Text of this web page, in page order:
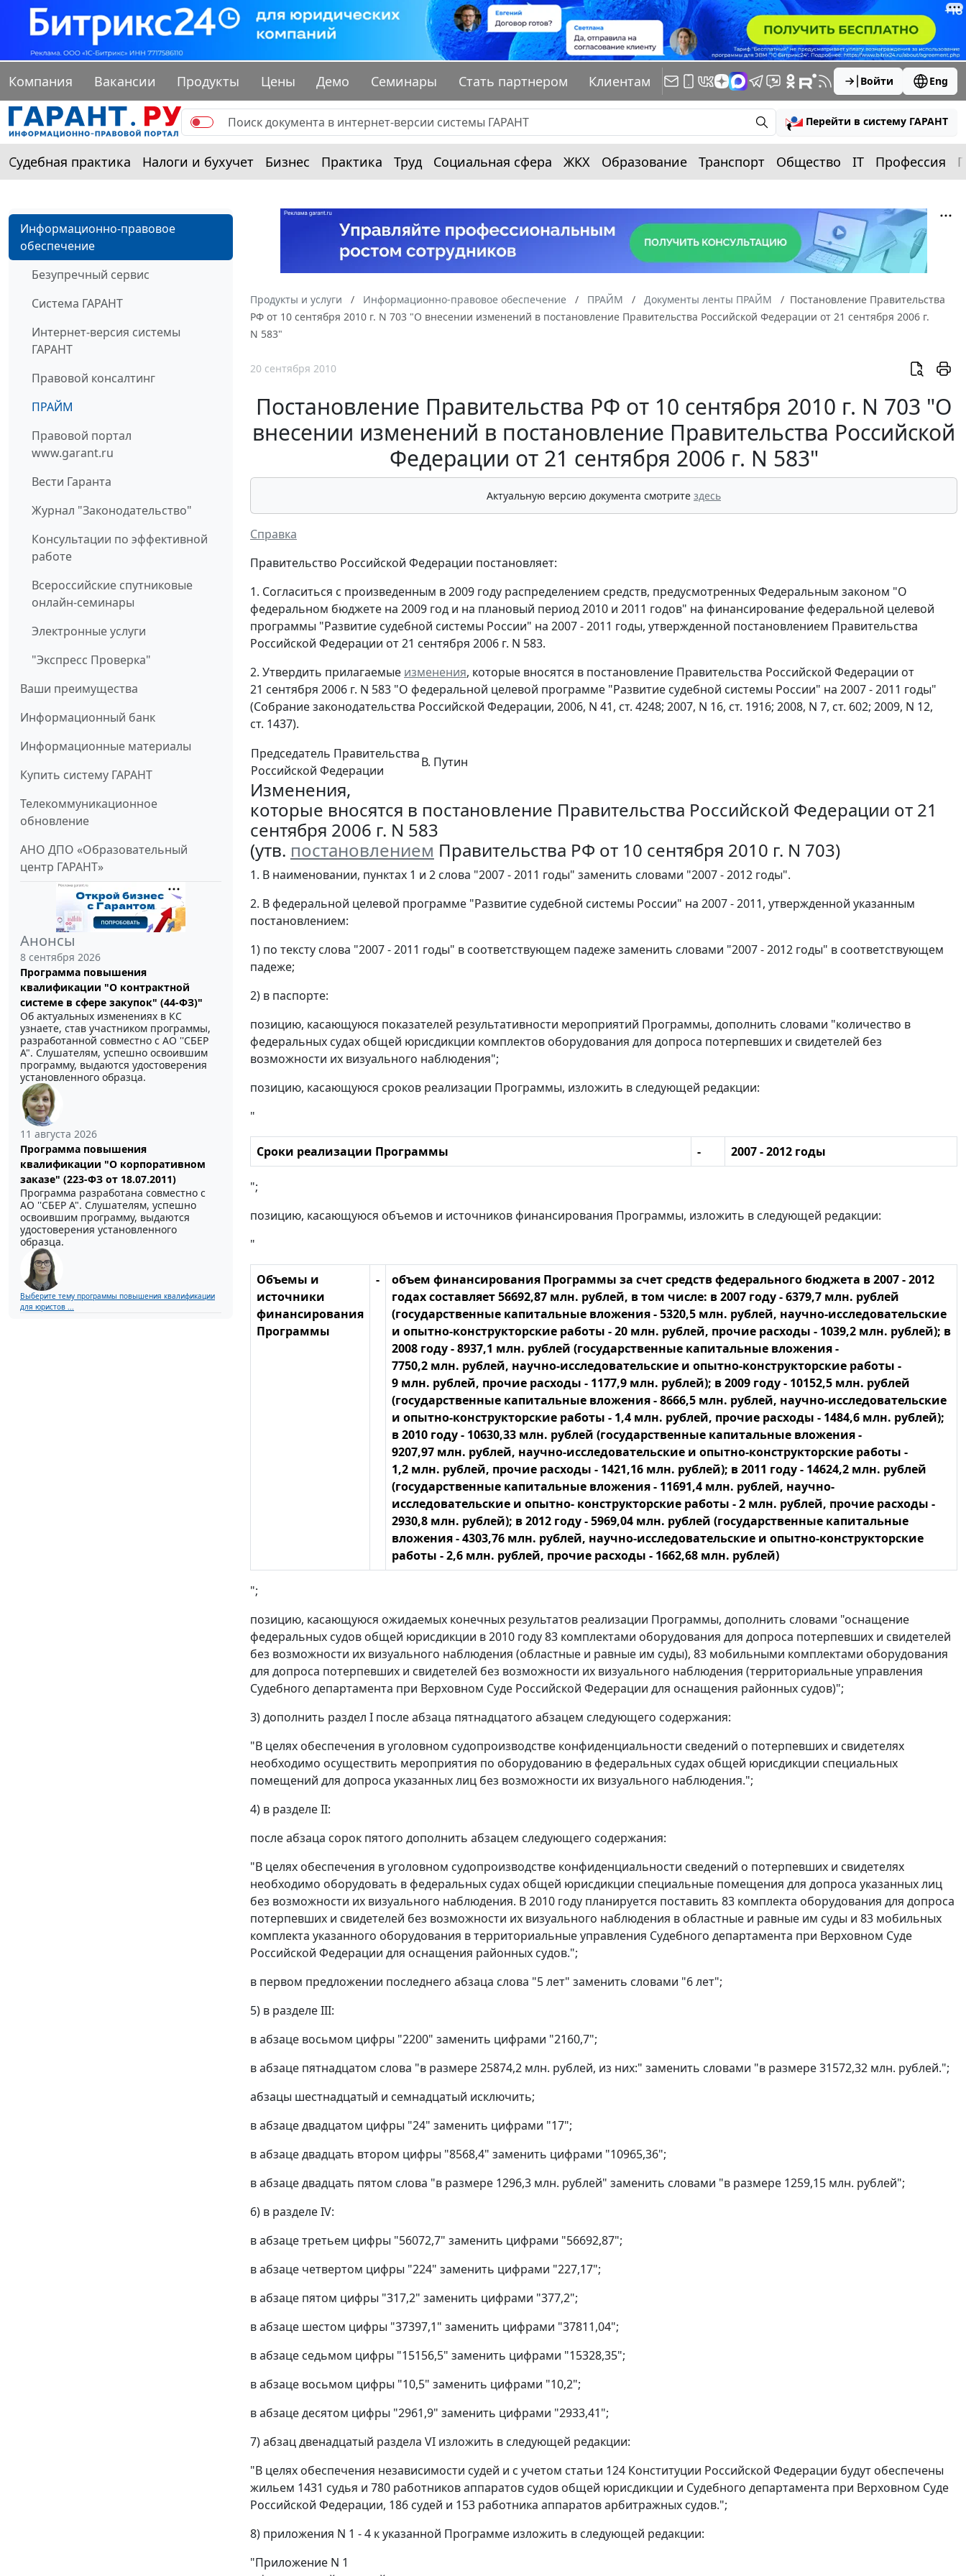
Компания Вакансии Продукты Цены Демо Семинары Стать партнером Клиентам Войти Eng
Перейти в систему ГАРАНТ
Судебная практика Налоги и бухучет Бизнес Практика Труд Социальная сфера ЖКХ Образование Транспорт Общество IT Профессия
Информационно-правовое
обеспечение
Безупречный сервис
Система ГАРАНТ
Интернет-версия системы
ГАРАНТ
Правовой консалтинг
ПРАЙМ
Правовой портал
www.garant.ru
Вести Гаранта
Журнал "Законодательство"
Консультации по эффективной
работе
Всероссийские спутниковые
онлайн-семинары
Электронные услуги
"Экспресс Проверка"
Ваши преимущества
Информационный банк
Информационные материалы
Купить систему ГАРАНТ
Телекоммуникационное
обновление
АНО ДПО «Образовательный
центр ГАРАНТ»
Анонсы
8 сентября 2026
Программа повышения
квалификации "О контрактной
системе в сфере закупок" (44-ФЗ)"
Об актуальных изменениях в КС
узнаете, став участником программы,
разработанной совместно с АО ''СБЕР
А". Слушателям, успешно освоившим
программу, выдаются удостоверения
установленного образца.
11 августа 2026
Программа повышения
квалификации "О корпоративном
заказе" (223-ФЗ от 18.07.2011)
Программа разработана совместно с
АО ''СБЕР А". Слушателям, успешно
освоившим программу, выдаются
удостоверения установленного
образца.
Выберите тему программы повышения квалификации
для юристов ...
Продукты и услуги Информационно-правовое обеспечение ПРАЙМ Документы ленты ПРАЙМ
Постановление Правительства
РФ от 10 сентября 2010 г. N 703 "О внесении изменений в постановление Правительства Российской Федерации от 21 сентября 2006 г.
N 583"
20 сентября 2010
Постановление Правительства РФ от 10 сентября 2010 г. N 703 "О
внесении изменений в постановление Правительства Российской
Федерации от 21 сентября 2006 г. N 583"
Актуальную версию документа смотрите здесь
Справка
Правительство Российской Федерации постановляет:
1. Согласиться с произведенным в 2009 году распределением средств, предусмотренных Федеральным законом "О
федеральном бюджете на 2009 год и на плановый период 2010 и 2011 годов" на финансирование федеральной целевой
программы "Развитие судебной системы России" на 2007 - 2011 годы, утвержденной постановлением Правительства
Российской Федерации от 21 сентября 2006 г. N 583.
2. Утвердить прилагаемые изменения, которые вносятся в постановление Правительства Российской Федерации от
21 сентября 2006 г. N 583 "О федеральной целевой программе "Развитие судебной системы России" на 2007 - 2011 годы"
(Собрание законодательства Российской Федерации, 2006, N 41, ст. 4248; 2007, N 16, ст. 1916; 2008, N 7, ст. 602; 2009, N 12,
ст. 1437).
Председатель Правительства
Российской Федерации
В. Путин
Изменения,
которые вносятся в постановление Правительства Российской Федерации от 21
сентября 2006 г. N 583
(утв. постановлением Правительства РФ от 10 сентября 2010 г. N 703)
1. В наименовании, пунктах 1 и 2 слова "2007 - 2011 годы" заменить словами "2007 - 2012 годы".
2. В федеральной целевой программе "Развитие судебной системы России" на 2007 - 2011, утвержденной указанным
постановлением:
1) по тексту слова "2007 - 2011 годы" в соответствующем падеже заменить словами "2007 - 2012 годы" в соответствующем
падеже;
2) в паспорте:
позицию, касающуюся показателей результативности мероприятий Программы, дополнить словами "количество в
федеральных судах общей юрисдикции комплектов оборудования для допроса потерпевших и свидетелей без
возможности их визуального наблюдения";
позицию, касающуюся сроков реализации Программы, изложить в следующей редакции:
"
Сроки реализации Программы - 2007 - 2012 годы
";
позицию, касающуюся объемов и источников финансирования Программы, изложить в следующей редакции:
"
Объемы и
источники
финансирования
Программы
-
объем финансирования Программы за счет средств федерального бюджета в 2007 - 2012
годах составляет 56692,87 млн. рублей, в том числе: в 2007 году - 6379,7 млн. рублей
(государственные капитальные вложения - 5320,5 млн. рублей, научно-исследовательские
и опытно-конструкторские работы - 20 млн. рублей, прочие расходы - 1039,2 млн. рублей); в
2008 году - 8937,1 млн. рублей (государственные капитальные вложения -
7750,2 млн. рублей, научно-исследовательские и опытно-конструкторские работы -
9 млн. рублей, прочие расходы - 1177,9 млн. рублей); в 2009 году - 10152,5 млн. рублей
(государственные капитальные вложения - 8666,5 млн. рублей, научно-исследовательские
и опытно-конструкторские работы - 1,4 млн. рублей, прочие расходы - 1484,6 млн. рублей);
в 2010 году - 10630,33 млн. рублей (государственные капитальные вложения -
9207,97 млн. рублей, научно-исследовательские и опытно-конструкторские работы -
1,2 млн. рублей, прочие расходы - 1421,16 млн. рублей); в 2011 году - 14624,2 млн. рублей
(государственные капитальные вложения - 11691,4 млн. рублей, научно-
исследовательские и опытно- конструкторские работы - 2 млн. рублей, прочие расходы -
2930,8 млн. рублей); в 2012 году - 5969,04 млн. рублей (государственные капитальные
вложения - 4303,76 млн. рублей, научно-исследовательские и опытно-конструкторские
работы - 2,6 млн. рублей, прочие расходы - 1662,68 млн. рублей)
";
позицию, касающуюся ожидаемых конечных результатов реализации Программы, дополнить словами "оснащение
федеральных судов общей юрисдикции в 2010 году 83 комплектами оборудования для допроса потерпевших и свидетелей
без возможности их визуального наблюдения (областные и равные им суды), 83 мобильными комплектами оборудования
для допроса потерпевших и свидетелей без возможности их визуального наблюдения (территориальные управления
Судебного департамента при Верховном Суде Российской Федерации для оснащения районных судов)";
3) дополнить раздел I после абзаца пятнадцатого абзацем следующего содержания:
"В целях обеспечения в уголовном судопроизводстве конфиденциальности сведений о потерпевших и свидетелях
необходимо осуществить мероприятия по оборудованию в федеральных судах общей юрисдикции специальных
помещений для допроса указанных лиц без возможности их визуального наблюдения.";
4) в разделе II:
после абзаца сорок пятого дополнить абзацем следующего содержания:
"В целях обеспечения в уголовном судопроизводстве конфиденциальности сведений о потерпевших и свидетелях
необходимо оборудовать в федеральных судах общей юрисдикции специальные помещения для допроса указанных лиц
без возможности их визуального наблюдения. В 2010 году планируется поставить 83 комплекта оборудования для допроса
потерпевших и свидетелей без возможности их визуального наблюдения в областные и равные им суды и 83 мобильных
комплекта указанного оборудования в территориальные управления Судебного департамента при Верховном Суде
Российской Федерации для оснащения районных судов.";
в первом предложении последнего абзаца слова "5 лет" заменить словами "6 лет";
5) в разделе III:
в абзаце восьмом цифры "2200" заменить цифрами "2160,7";
в абзаце пятнадцатом слова "в размере 25874,2 млн. рублей, из них:" заменить словами "в размере 31572,32 млн. рублей.";
абзацы шестнадцатый и семнадцатый исключить;
в абзаце двадцатом цифры "24" заменить цифрами "17";
в абзаце двадцать втором цифры "8568,4" заменить цифрами "10965,36";
в абзаце двадцать пятом слова "в размере 1296,3 млн. рублей" заменить словами "в размере 1259,15 млн. рублей";
6) в разделе IV:
в абзаце третьем цифры "56072,7" заменить цифрами "56692,87";
в абзаце четвертом цифры "224" заменить цифрами "227,17";
в абзаце пятом цифры "317,2" заменить цифрами "377,2";
в абзаце шестом цифры "37397,1" заменить цифрами "37811,04";
в абзаце седьмом цифры "15156,5" заменить цифрами "15328,35";
в абзаце восьмом цифры "10,5" заменить цифрами "10,2";
в абзаце десятом цифры "2961,9" заменить цифрами "2933,41";
7) абзац двенадцатый раздела VI изложить в следующей редакции:
"В целях обеспечения независимости судей и с учетом статьи 124 Конституции Российской Федерации будут обеспечены
жильем 1431 судья и 780 работников аппаратов судов общей юрисдикции и Судебного департамента при Верховном Суде
Российской Федерации, 186 судей и 153 работника аппаратов арбитражных судов.";
8) приложения N 1 - 4 к указанной Программе изложить в следующей редакции:
"Приложение N 1